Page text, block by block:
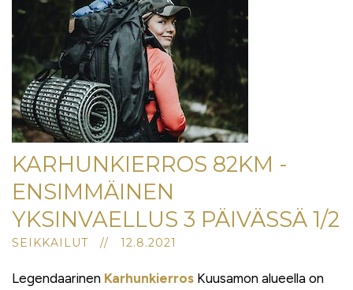
KARHUNKIERROS 82KM -
ENSIMMÄINEN
YKSINVAELLUS 3 PÄIVÄSSÄ 1/2
SEIKKAILUT // 12.8.2021
Legendaarinen Karhunkierros Kuusamon alueella on